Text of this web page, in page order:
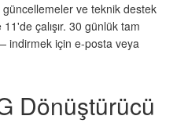
ve teknik destek
çalışır. 30 günlük tam
indirmek için e-posta veya
Dönüştürücü